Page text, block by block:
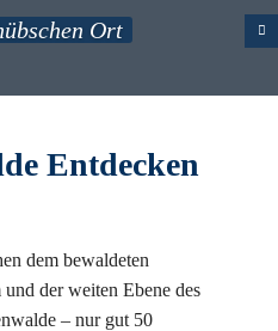
Ort
Entdecken
dem bewaldeten
der weiten Ebene des
– nur gut 50